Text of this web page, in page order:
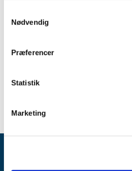
Nødvendig
Præferencer
Statistik
Marketing
april (3)
2021 (35)